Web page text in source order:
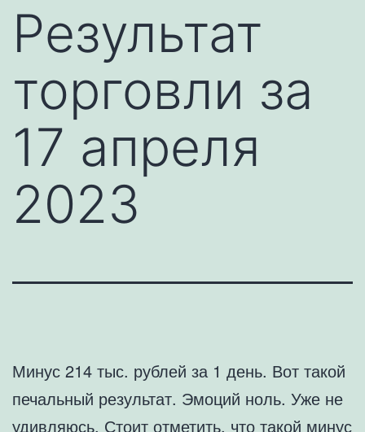
Результат
торговли за
17 апреля
2023
Минус 214 тыс. рублей за 1 день. Вот такой
печальный результат. Эмоций ноль. Уже не
удивляюсь. Стоит отметить, что такой минус